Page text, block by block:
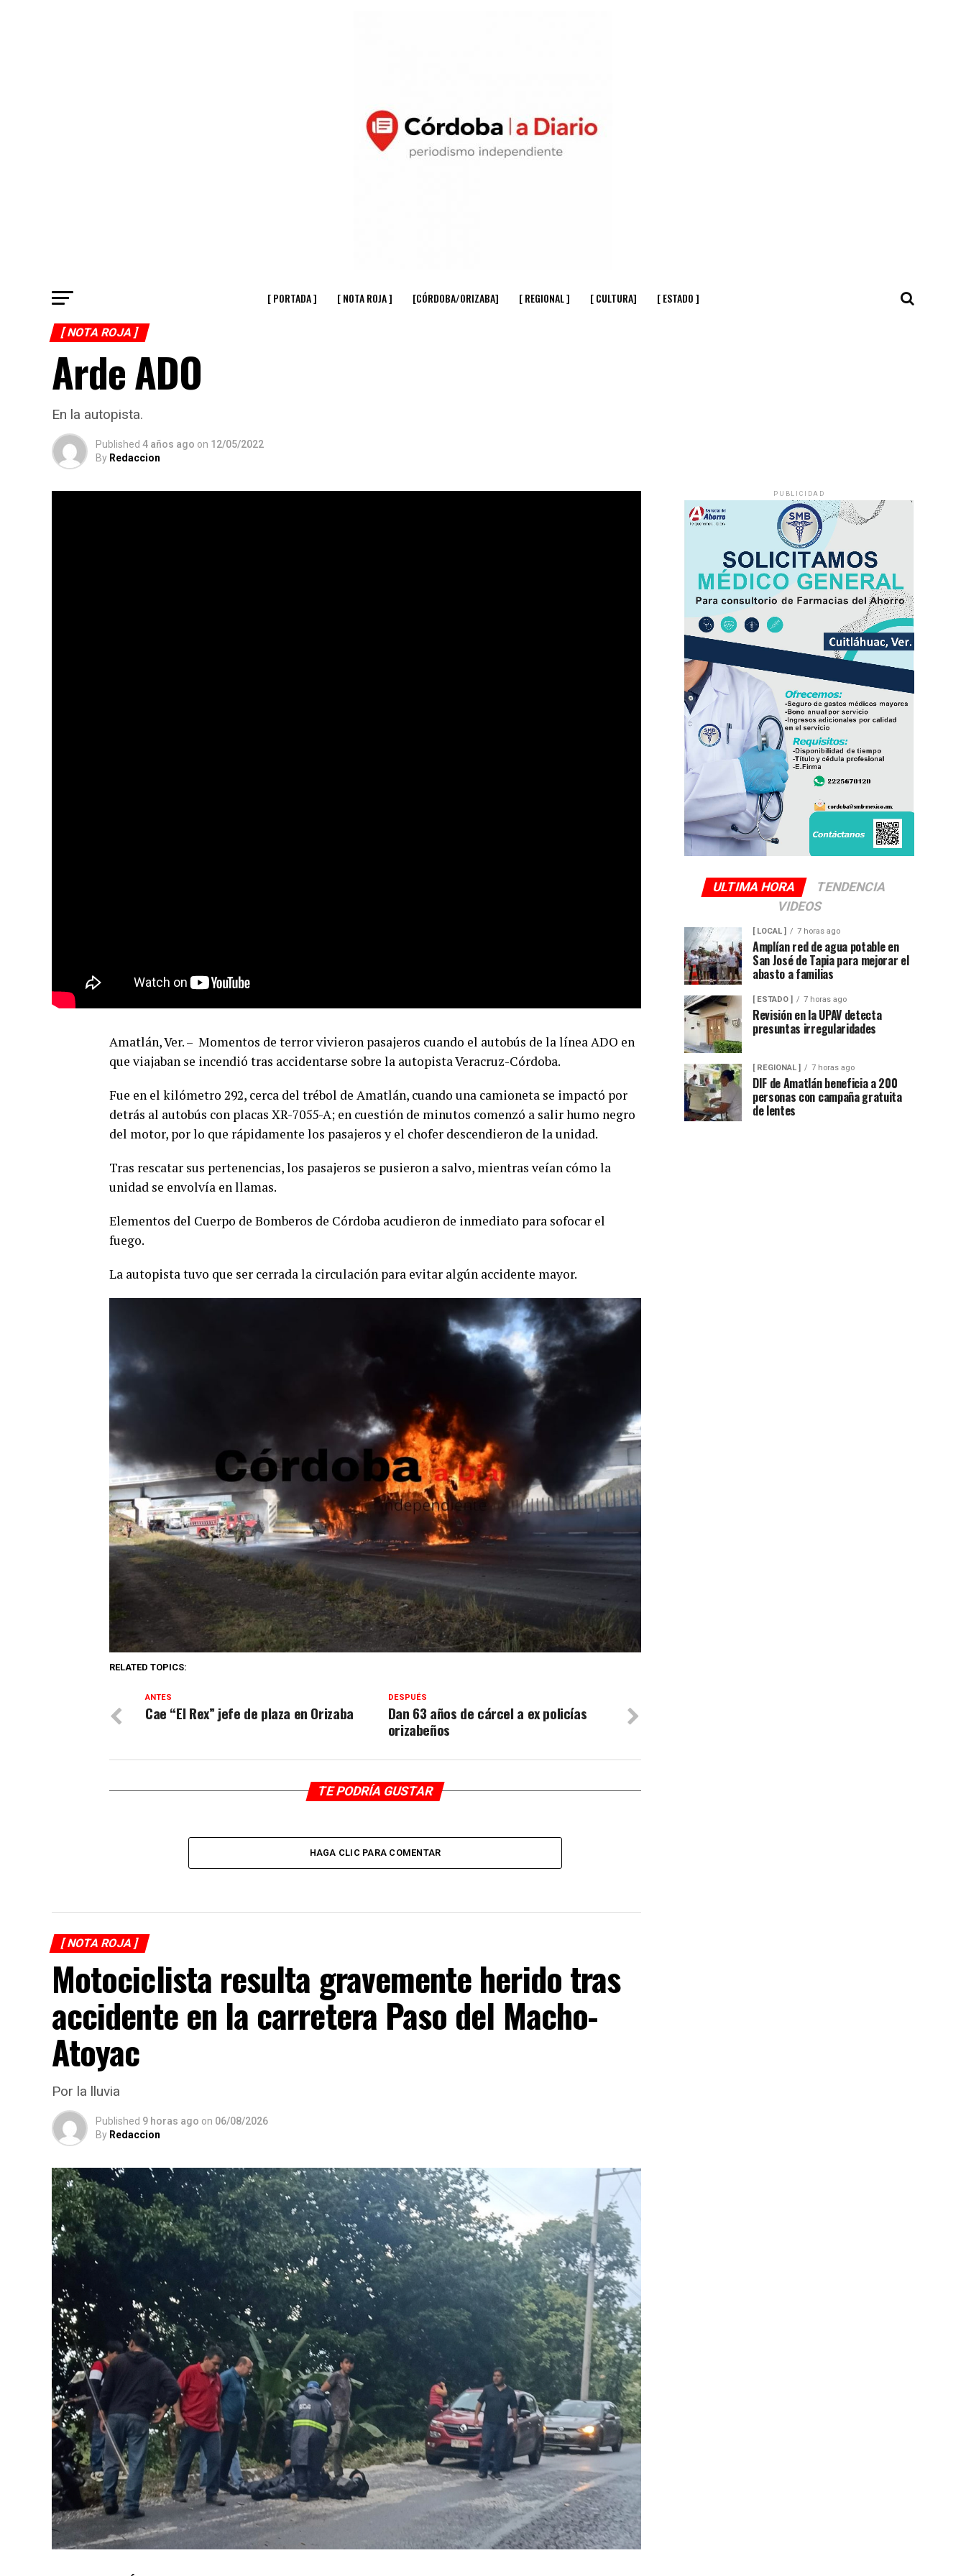
[ PORTADA ] [ NOTA ROJA ] [CÓRDOBA/ORIZABA] [ REGIONAL ] [ CULTURA] [ ESTADO ]
[ NOTA ROJA ]
Arde ADO
En la autopista.
Published 4 años ago on 12/05/2022
By Redaccion
Amatlán, Ver. – Momentos de terror vivieron pasajeros cuando el autobús de la línea ADO en
que viajaban se incendió tras accidentarse sobre la autopista Veracruz-Córdoba.
Fue en el kilómetro 292, cerca del trébol de Amatlán, cuando una camioneta se impactó por
detrás al autobús con placas XR-7055-A; en cuestión de minutos comenzó a salir humo negro
del motor, por lo que rápidamente los pasajeros y el chofer descendieron de la unidad.
Tras rescatar sus pertenencias, los pasajeros se pusieron a salvo, mientras veían cómo la
unidad se envolvía en llamas.
Elementos del Cuerpo de Bomberos de Córdoba acudieron de inmediato para sofocar el
fuego.
La autopista tuvo que ser cerrada la circulación para evitar algún accidente mayor.
RELATED TOPICS:
DESPUÉS
Dan 63 años de cárcel a ex policías
orizabeños
ANTES
Cae “El Rex” jefe de plaza en Orizaba
TE PODRÍA GUSTAR
HAGA CLIC PARA COMENTAR
[ NOTA ROJA ]
Motociclista resulta gravemente herido tras
accidente en la carretera Paso del Macho-
Atoyac
Por la lluvia
Published 9 horas ago on 06/08/2026
By Redaccion
PUBLICIDAD
ULTIMA HORA
TENDENCIA
VIDEOS
[ LOCAL ] 7 horas ago
Amplían red de agua potable en
San José de Tapia para mejorar el
abasto a familias
[ ESTADO ] 7 horas ago
Revisión en la UPAV detecta
presuntas irregularidades
[ REGIONAL ] 7 horas ago
DIF de Amatlán beneficia a 200
personas con campaña gratuita
de lentes